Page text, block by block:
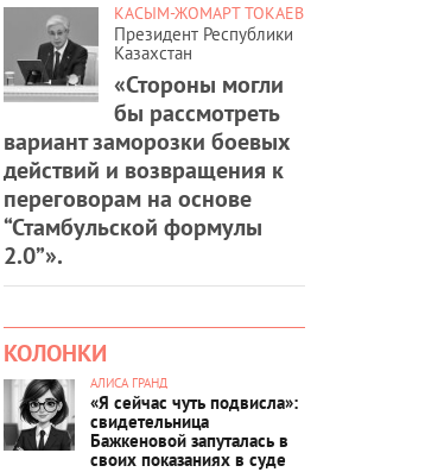
КАСЫМ-ЖОМАРТ ТОКАЕВ
Президент Республики
Казахстан
«Стороны могли
бы рассмотреть
вариант заморозки боевых
действий и возвращения к
переговорам на основе
“Стамбульской формулы
2.0”».
КОЛОНКИ
АЛИСА ГРАНД
«Я сейчас чуть подвисла»:
свидетельница
Бажкеновой запуталась в
своих показаниях в суде